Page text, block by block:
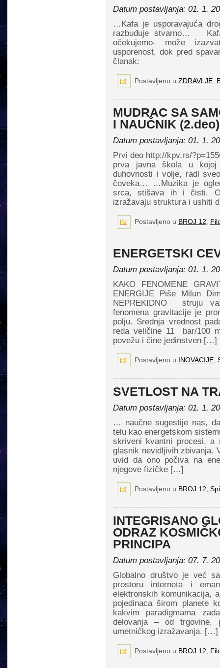
Datum postavljanja: 01. 1.
…Kafa je usporavajuća
razbuđuje stvarno…
očekujemo- može
usporenost, dok pred
članak:
Postavljeno u ZDRAVLJE
MUDRAC SA
I NAUČNIK (2.deo)
Datum postavljanja: 01. 1.
Prvi deo http://kpv.rs/
prva javna škola u kojoj
duhovnosti i volje, radi
čoveka… …Muzika je
srca, stišava ih i čisti.
izražavaju struktura i ushiti
Postavljeno u BROJ 12
ENERGETSKI
Datum postavljanja: 01. 1.
KAKO FENOMENE
ENERGIJE Piše Milun
NEPREKIDNO struju
fenomena gravitacije je
polju. Srednja vrednost
reda veličine 11 bar/100
povežu i čine jedinstven […]
Postavljeno u INOVACIJE
SVETLOST NA
Datum postavljanja: 01. 1.
… naučne sugestije nas,
telu kao energetskom
skriveni kvantni procesi, a
glasnik nevidljivih zbivanja.
uvid da ono počiva na
njegove fizičke […]
Postavljeno u BROJ 12
INTEGRISANO
ODRAZ
PRINCIPA
Datum postavljanja: 07. 7.
Globalno društvo je već
prostoru interneta i
elektronskih komunikacija,
pojedinaca širom planete
kakvim paradigmama
delovanja – od
umetničkog izražavanja. […]
Postavljeno u BROJ 12